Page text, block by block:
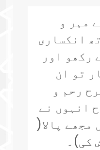
مہر و
انکساری
رکھو اور
تو ان
رحم و
انہوں نے
مجھے پالا(
کی)۔